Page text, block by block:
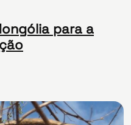
para a